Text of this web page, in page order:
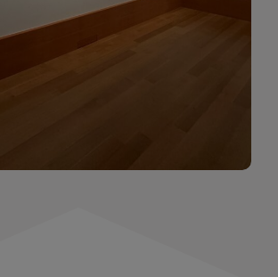
Zapraszamy do obejrzenia,
i inspirowania się!